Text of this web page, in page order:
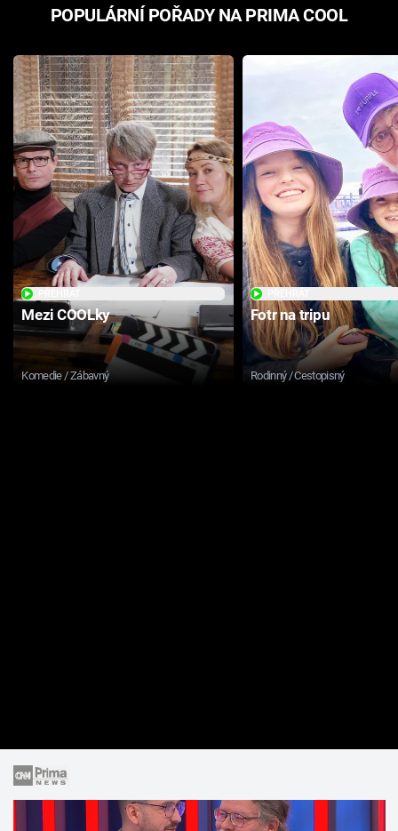
POPULÁRNÍ POŘADY NA PRIMA COOL
Mezi COOLky
Komedie / Zábavný
Fotr na tripu
Rodinný / Cestopisný